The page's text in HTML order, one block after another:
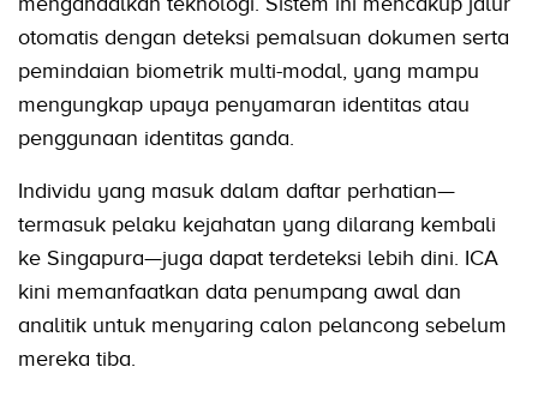
otomatis dengan deteksi pemalsuan dokumen serta
pemindaian biometrik multi-modal, yang mampu
mengungkap upaya penyamaran identitas atau
penggunaan identitas ganda.
Individu yang masuk dalam daftar perhatian—
termasuk pelaku kejahatan yang dilarang kembali
ke Singapura—juga dapat terdeteksi lebih dini. ICA
kini memanfaatkan data penumpang awal dan
analitik untuk menyaring calon pelancong sebelum
mereka tiba.